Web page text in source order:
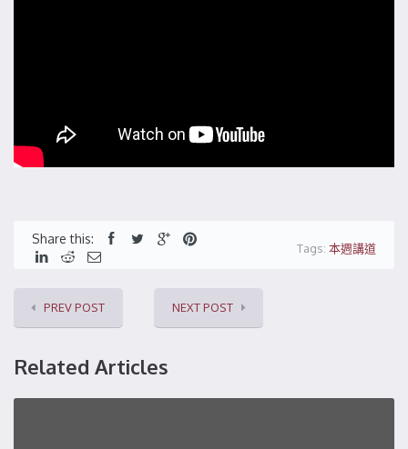
Share this:
Tags: 本週講道
PREV POST NEXT POST
Related Articles